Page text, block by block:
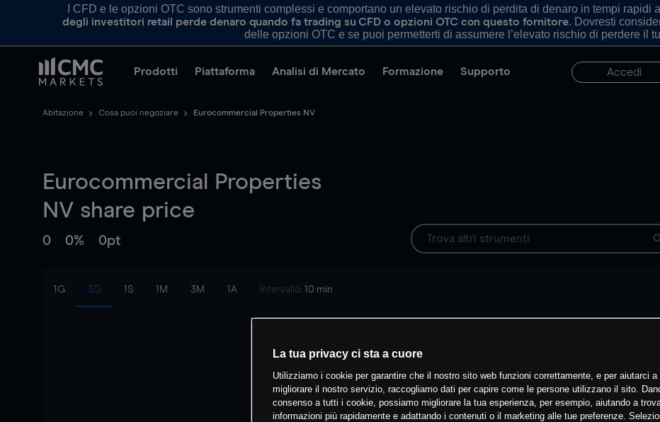
I CFD e le opzioni OTC sono strumenti complessi e comportano un elevato rischio di perdita di denaro in tempi rapidi
degli investitori retail perde denaro quando fa trading su CFD o opzioni OTC con questo fornitore. Dovresti
delle opzioni OTC e se puoi permetterti di assumere l’elevato rischio di perdere il
Prodotti Piattaforma Analisi di Mercato Formazione Supporto Accedi
Abitazione Cosa puoi negoziare Eurocommercial Properties NV
Eurocommercial Properties
NV share price
0 0% 0pt
1G 3G 1S 1M 3M 1A Intervallo: 10 min
La tua privacy ci sta a cuore
Utilizziamo i cookie per garantire che il nostro sito web funzioni correttamente, e per aiutarci a
migliorare il nostro servizio, raccogliamo dati per capire come le persone utilizzano il sito.
consenso a tutti i cookie, possiamo migliorare la tua esperienza, per esempio, aiutando a
informazioni più rapidamente e adattando i contenuti o il marketing alle tue preferenze.